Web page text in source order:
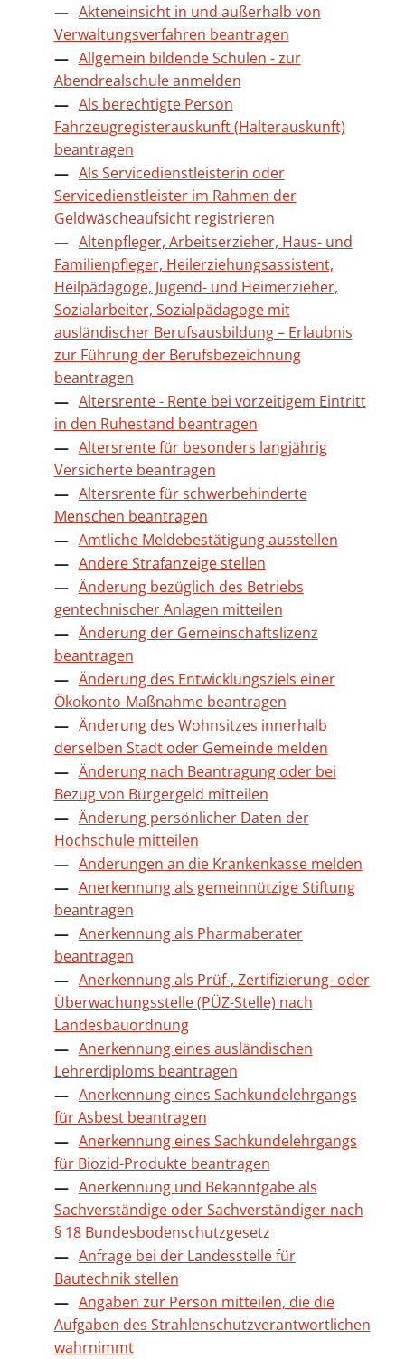
Akteneinsicht in und außerhalb von
Verwaltungsverfahren beantragen
Allgemein bildende Schulen - zur
Abendrealschule anmelden
Als berechtigte Person
Fahrzeugregisterauskunft (Halterauskunft)
beantragen
Als Servicedienstleisterin oder
Servicedienstleister im Rahmen der
Geldwäscheaufsicht registrieren
Altenpfleger, Arbeitserzieher, Haus- und
Familienpfleger, Heilerziehungsassistent,
Heilpädagoge, Jugend- und Heimerzieher,
Sozialarbeiter, Sozialpädagoge mit
ausländischer Berufsausbildung – Erlaubnis
zur Führung der Berufsbezeichnung
beantragen
Altersrente - Rente bei vorzeitigem Eintritt
in den Ruhestand beantragen
Altersrente für besonders langjährig
Versicherte beantragen
Altersrente für schwerbehinderte
Menschen beantragen
Amtliche Meldebestätigung ausstellen
Andere Strafanzeige stellen
Änderung bezüglich des Betriebs
gentechnischer Anlagen mitteilen
Änderung der Gemeinschaftslizenz
beantragen
Änderung des Entwicklungsziels einer
Ökokonto-Maßnahme beantragen
Änderung des Wohnsitzes innerhalb
derselben Stadt oder Gemeinde melden
Änderung nach Beantragung oder bei
Bezug von Bürgergeld mitteilen
Änderung persönlicher Daten der
Hochschule mitteilen
Änderungen an die Krankenkasse melden
Anerkennung als gemeinnützige Stiftung
beantragen
Anerkennung als Pharmaberater
beantragen
Anerkennung als Prüf-, Zertifizierung- oder
Überwachungsstelle (PÜZ-Stelle) nach
Landesbauordnung
Anerkennung eines ausländischen
Lehrerdiploms beantragen
Anerkennung eines Sachkundelehrgangs
für Asbest beantragen
Anerkennung eines Sachkundelehrgangs
für Biozid-Produkte beantragen
Anerkennung und Bekanntgabe als
Sachverständige oder Sachverständiger nach
§ 18 Bundesbodenschutzgesetz
Anfrage bei der Landesstelle für
Bautechnik stellen
Angaben zur Person mitteilen, die die
Aufgaben des Strahlenschutzverantwortlichen
wahrnimmt